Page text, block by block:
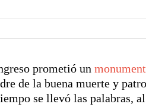
prometió un
de la buena muerte y
se llevó las palabras,